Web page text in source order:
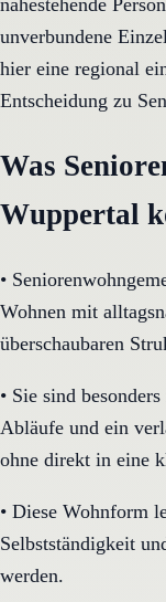
nahestehende
unverbundene
hier eine regional
Entscheidung zu
Was
Wuppertal
•
Wohnen mit
überschaubaren
• Sie sind
Abläufe und ein
ohne direkt in eine
• Diese Wohnform
Selbstständigkeit
werden.